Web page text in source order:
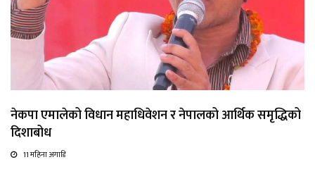
नेकपा एमालेको विधान महाधिवेशन र नेपालको आर्थिक समृद्धिको
दिशाबोध
11 महिना अगाडि